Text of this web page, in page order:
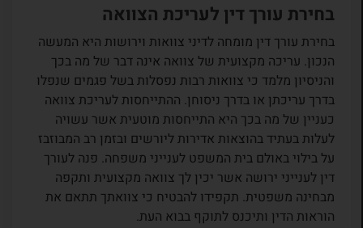
בחירת עורך דין לעריכת הצוואה
בחירת עורך דין מומחה לדיני צוואות וירושות היא המעשה
הנכון. עריכה מקצועית של צוואה אינה דבר של מה בכך
והניסיון מלמד כי צוואות רבות נפסלות בשל פגמים שנפלו
בדרך עריכתן או בדרך ניסוחן. ההתייחסות לעריכת צוואה
כעניין של מה בכך היא התייחסות מוטעית אשר עשויה
לעלות בעתיד בהוצאות אדירות ליורשים ובזמן רב המבוזבז
על בילוי באולם בית המשפט לענייני משפחה. פנה לעורך
דין לענייני ירושה אשר יכין לך צוואה מקצועית ותקפה
מבחינה משפטית. תקפידו להבטיח כי צוואתך תתאם את
הוראות הדין ותיכנס לתוקף בבוא העת.